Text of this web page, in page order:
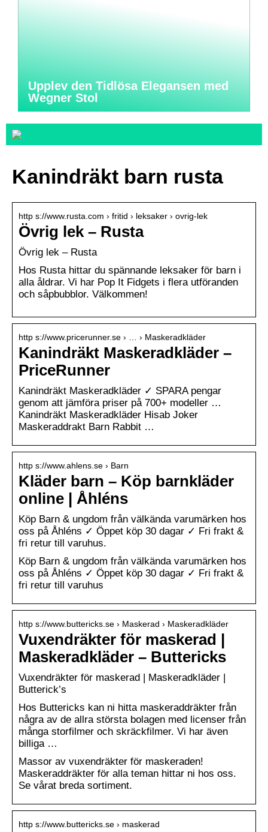
Upplev den Tidlösa Elegansen med
Wegner Stol
Kanindräkt barn rusta
http s://www.rusta.com › fritid › leksaker › ovrig-lek
Övrig lek – Rusta
Övrig lek – Rusta
Hos Rusta hittar du spännande leksaker för barn i
alla åldrar. Vi har Pop It Fidgets i flera utföranden
och såpbubblor. Välkommen!
http s://www.pricerunner.se › … › Maskeradkläder
Kanindräkt Maskeradkläder –
PriceRunner
Kanindräkt Maskeradkläder ✓ SPARA pengar
genom att jämföra priser på 700+ modeller …
Kanindräkt Maskeradkläder Hisab Joker
Maskeraddrakt Barn Rabbit …
http s://www.ahlens.se › Barn
Kläder barn – Köp barnkläder
online | Åhléns
Köp Barn & ungdom från välkända varumärken hos
oss på Åhléns ✓ Öppet köp 30 dagar ✓ Fri frakt &
fri retur till varuhus.
Köp Barn & ungdom från välkända varumärken hos
oss på Åhléns ✓ Öppet köp 30 dagar ✓ Fri frakt &
fri retur till varuhus
http s://www.buttericks.se › Maskerad › Maskeradkläder
Vuxendräkter för maskerad |
Maskeradkläder – Buttericks
Vuxendräkter för maskerad | Maskeradkläder |
Butterick’s
Hos Buttericks kan ni hitta maskeraddräkter från
några av de allra största bolagen med licenser från
många storfilmer och skräckfilmer. Vi har även
billiga …
Massor av vuxendräkter för maskeraden!
Maskeraddräkter för alla teman hittar ni hos oss.
Se vårat breda sortiment.
http s://www.buttericks.se › maskerad